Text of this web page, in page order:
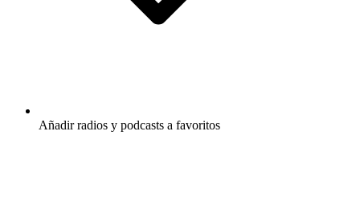
Añadir radios y podcasts a favoritos